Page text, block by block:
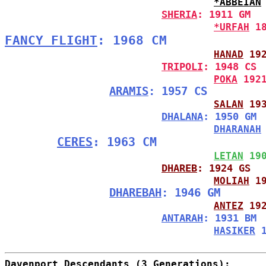
SHERIA: 1911 GM
*URFAH
FANCY FLIGHT : 1968 CM
HANAD
TRIPOLI : 1948 CS
POKA
ARAMIS: 1957 CS
SALAN
DHALANA: 1950 GM
DHARANAH
CERES : 1963 CM
LETAN
DHAREB: 1924 GS
MOLIAH
DHAREBAH: 1946 GM
ANTEZ
ANTARAH : 1931 BM
HASIKER
Davenport Descendants (3 Generations):